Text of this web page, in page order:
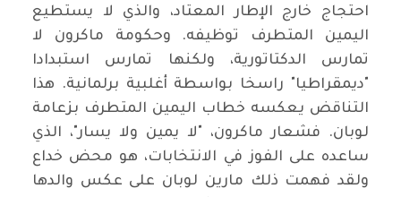
احتجاج خارج الإطار المعتاد، والذي لا يستطيع
اليمين المتطرف توظيفه. وحكومة ماكرون لا
تمارس الدكتاتورية، ولكنها تمارس استبدادا
"ديمقراطيا" راسخا بواسطة أغلبية برلمانية. هذا
التناقض يعكسه خطاب اليمين المتطرف بزعامة
لوبان. فشعار ماكرون، "لا يمين ولا يسار"، الذي
ساعده على الفوز في الانتخابات، هو محض خداع
ولقد فهمت ذلك مارين لوبان على عكس والدها